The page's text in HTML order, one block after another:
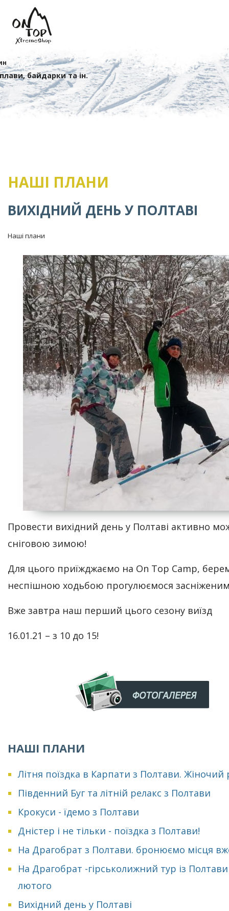
байдарки та ін.
НАШІ ПЛАНИ
ВИХІДНИЙ ДЕНЬ У ПОЛТАВІ
Наші плани
Провести вихідний день у Полтаві активно
сніговою зимою!
Для цього приїжджаємо на On Top Camp,
неспішною ходьбою прогулюємося
Вже завтра наш перший цього сезону виїзд
16.01.21 – з 10 до 15!
НАШІ ПЛАНИ
Літня поїздка в Карпати з Полтави. Жіночий
Південний Буг та літній релакс з Полтави
Крокуси - їдемо з Полтави
Дністер і не тільки - поїздка з Полтави!
На Драгобрат з Полтави. бронюємо місця
На Драгобрат -гірськолижний тур із
лютого
Вихідний день у Полтаві